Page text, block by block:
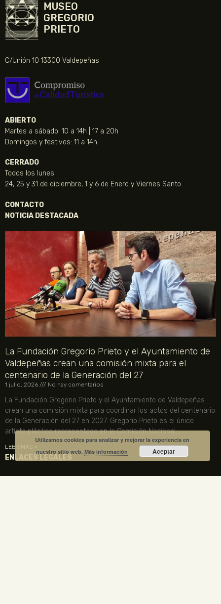
MUSEO
GREGORIO
PRIETO
C/Unión 10 13300 Valdepeñas
ABIERTO
Martes a sábado: 10 a 14h | 17 a 20h
Domingos y festivos: 11 a 14h
CERRADO
Todos los lunes
24, 25 y 31 de diciembre, 1 y 6 de Enero y Viernes Santo
CONTACTO
NOTICIA DESTACADA
La Fundación Gregorio Prieto y el Ayuntamiento de
Valdepeñas crean una comisión mixta para el
centenario de la Generación del 27
1 julio, 2026 No hay comentarios
La Fundación Gregorio Prieto y el Ayuntamiento de Valdepeñas
crean una comisión mixta para coordinar los actos del centenario
de la Generación del 27 en 2027. Gregorio Prieto es el único
artista plástico representado en la Comisión Nacional.
LEER MÁS »
ENLACES LEGALES
Utilizamos cookies para analizar y mejorar la experiencia en
nuestro sitio web.Más información Aceptar